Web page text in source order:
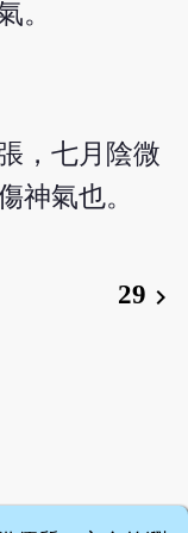
。
，七月陰微
神氣也。
29 chevron_right